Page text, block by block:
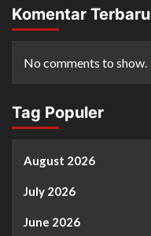
Komentar Terbaru
No comments to show.
Tag Populer
August 2026
July 2026
June 2026